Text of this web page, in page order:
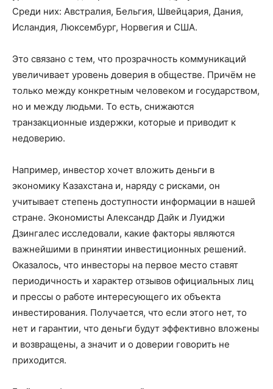
Среди них: Австралия, Бельгия, Швейцария, Дания,
Исландия, Люксембург, Норвегия и США.
Это связано с тем, что прозрачность коммуникаций
увеличивает уровень доверия в обществе. Причём не
только между конкретным человеком и государством,
но и между людьми. То есть, снижаются
транзакционные издержки, которые и приводит к
недоверию.
Например, инвестор хочет вложить деньги в
экономику Казахстана и, наряду с рисками, он
учитывает степень доступности информации в нашей
стране. Экономисты Александр Дайк и Луиджи
Дзингалес исследовали, какие факторы являются
важнейшими в принятии инвестиционных решений.
Оказалось, что инвесторы на первое место ставят
периодичность и характер отзывов официальных лиц
и прессы о работе интересующего их объекта
инвестирования. Получается, что если этого нет, то
нет и гарантии, что деньги будут эффективно вложены
и возвращены, а значит и о доверии говорить не
приходится.